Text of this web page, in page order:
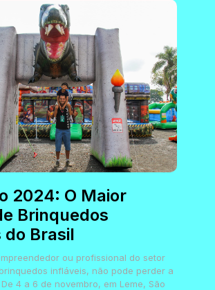
2024: O Maior
Brinquedos
Brasil
ou profissional do setor
infláveis, não pode perder a
4 a 6 de novembro, em Leme, São